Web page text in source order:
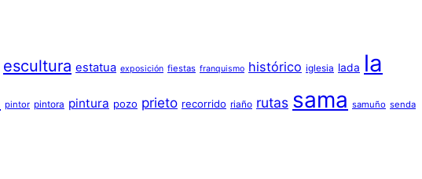
escultura estatua exposición fiestas franquismo histórico iglesia lada la
pintor pintora pintura pozo prieto recorrido riaño rutas sama samuño senda